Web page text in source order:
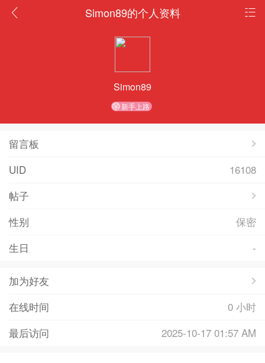
Simon89的个人资料
Simon89
新手上路
留言板
UID
16108
帖子
性别
保密
生日
-
加为好友
在线时间
0 小时
最后访问
2025-10-17 01:57 AM